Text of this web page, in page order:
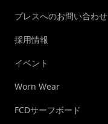
プレスへのお問い合わせ
採用情報
イベント
Worn Wear
FCDサーフボード